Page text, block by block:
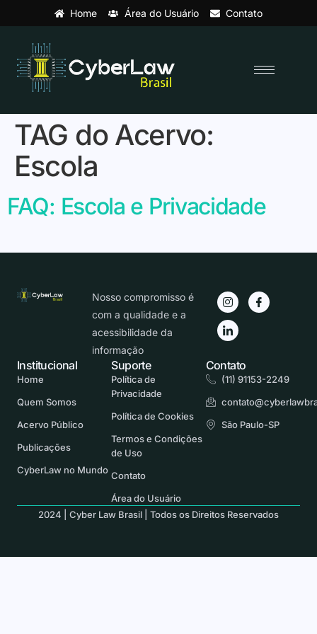
Home Área do Usuário Contato
TAG do Acervo:
Escola
FAQ: Escola e Privacidade
Nosso compromisso é
com a qualidade e a
acessibilidade da
informação
Suporte
Política de
Privacidade
Política de Cookies
Termos e Condições
de Uso
Contato
Área do Usuário
Contato
(11) 91153-2249
São Paulo-SP
Institucional
Home
Quem Somos
Acervo Público
Publicações
CyberLaw no Mundo
2024 | Cyber Law Brasil | Todos os Direitos Reservados